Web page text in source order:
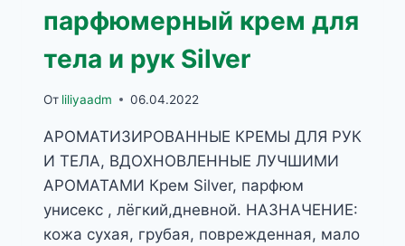
парфюмерный крем для
тела и рук Silver
От liliyaadm 06.04.2022
АРОМАТИЗИРОВАННЫЕ КРЕМЫ ДЛЯ РУК
И ТЕЛА, ВДОХНОВЛЕННЫЕ ЛУЧШИМИ
АРОМАТАМИ Крем Silver, парфюм
унисекс , лёгкий,дневной. НАЗНАЧЕНИЕ:
кожа сухая, грубая, поврежденная, мало